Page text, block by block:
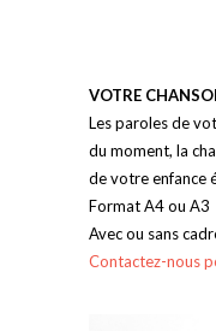
VOTRE
Les paroles de
du moment, la
de votre enfance
Format A4 ou A3
Avec ou sans
Contactez-nous